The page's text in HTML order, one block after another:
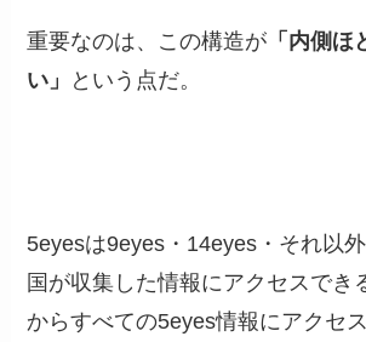
重要なのは、この構造が 「内側
い」
という点だ。
5eyesは9eyes・14eyes・それ以
国が収集した情報にアクセスでき
からすべての5eyes情報にアクセ